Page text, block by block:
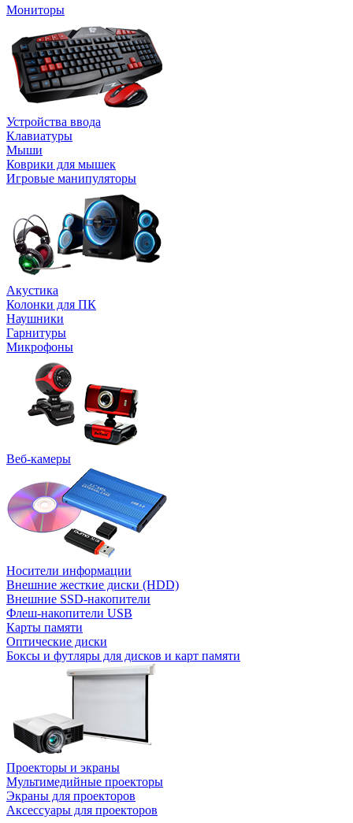
Мониторы
Устройства ввода
Клавиатуры
Мыши
Коврики для мышек
Игровые манипуляторы
Акустика
Колонки для ПК
Наушники
Гарнитуры
Микрофоны
Веб-камеры
Носители информации
Внешние жесткие диски (HDD)
Внешние SSD-накопители
Флеш-накопители USB
Карты памяти
Оптические диски
Боксы и футляры для дисков и карт памяти
Проекторы и экраны
Мультимедийные проекторы
Экраны для проекторов
Аксессуары для проекторов